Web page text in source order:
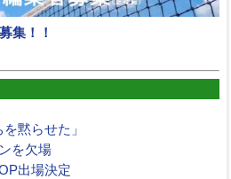
集！！
黙らせた」
を欠場
出場決定